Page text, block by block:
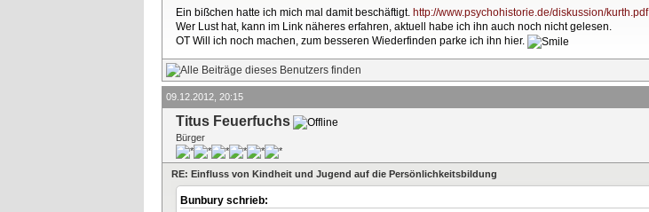
Ein bißchen hatte ich mich mal damit beschäftigt. http://www.psychohistorie.de/diskussion/kurth.pdf
Wer Lust hat, kann im Link näheres erfahren, aktuell habe ich ihn auch noch nicht gelesen.
OT Will ich noch machen, zum besseren Wiederfinden parke ich ihn hier.
09.12.2012, 20:15
Titus Feuerfuchs
Bürger
RE: Einfluss von Kindheit und Jugend auf die Persönlichkeitsbildung
Bunbury schrieb: